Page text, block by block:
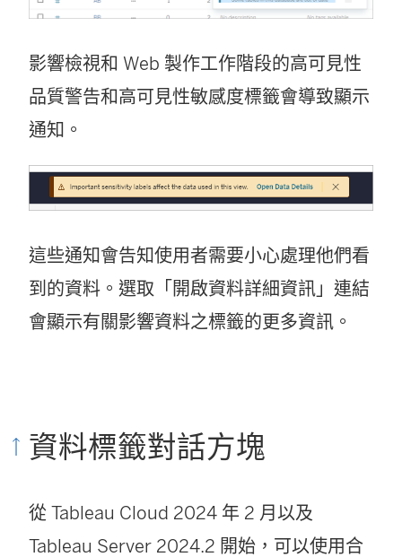
影響檢視和 Web 製作工作階段的高可見性
品質警告和高可見性敏感度標籤會導致顯示
通知。
這些通知會告知使用者需要小心處理他們看
到的資料。選取「開啟資料詳細資訊」連結
會顯示有關影響資料之標籤的更多資訊。
資料標籤對話方塊
從 Tableau Cloud 2024 年 2 月以及
Tableau Server 2024.2 開始，可以使用合